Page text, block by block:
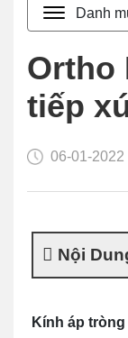
Danh
Ortho
tiếp
06-01-2022
Nội
Kính áp